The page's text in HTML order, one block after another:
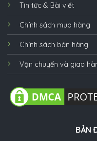
Tin tức & Bài viết
Chính sách mua hàng
Chính sách bán hàng
Vận chuyển và giao
BẢN